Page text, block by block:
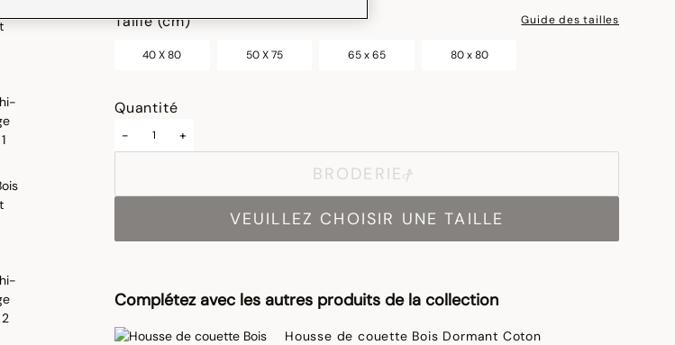
Taille (cm) Guide des tailles
40 X 80 50 X 75 65 x 65 80 x 80
Quantité
- +
BRODERIE
VEUILLEZ CHOISIR UNE TAILLE
Complétez avec les autres produits de la collection
Housse de couette Bois Dormant Coton